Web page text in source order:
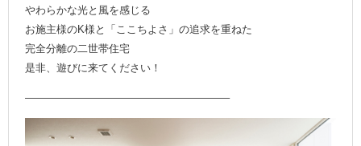
やわらかな光と風を感じる
お施主様のK様と「ここちよさ」の追求を重ねた
完全分離の二世帯住宅
是非、遊びに来てください！
———————————————————–